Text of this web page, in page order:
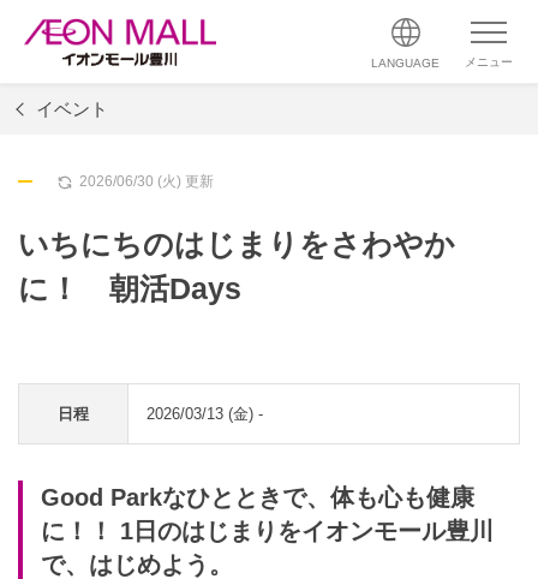
LANGUAGE メニュー
イベント
2026/06/30 (火) 更新
いちにちのはじまりをさわやか
に！ 朝活Days
日程 2026/03/13 (金) -
Good Parkなひとときで、体も心も健康
に！！ 1日のはじまりをイオンモール豊川
で、はじめよう。